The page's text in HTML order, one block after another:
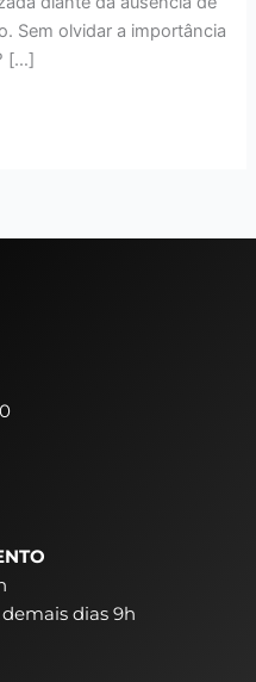
Sem olvidar a importância
[…]
demais dias 9h